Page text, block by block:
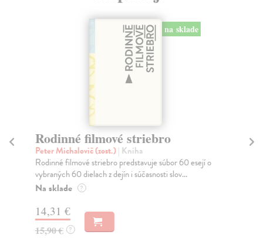
na sklade
Rodinné filmové striebro
Peter Michalovič (zost.)| Kniha
Rodinné filmové striebro predstavuje súbor 60 esejí o
vybraných 60 dielach z dejín i súčasnosti slov...
Na sklade ?
14,31 €
15,90 € ?